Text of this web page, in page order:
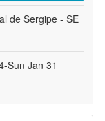
de Sergipe - SE
Sun Jan 31